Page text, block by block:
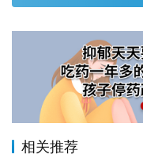
相关推荐